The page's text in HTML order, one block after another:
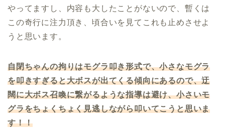
やってますし、内容も大したことがないので、暫くは
この奇行に注力頂き、頃合いを見てこれも止めさせよ
うと思います。
自閉ちゃんの拘りはモグラ叩き形式で、小さなモグラ
を叩きすぎると大ボスが出てくる傾向にあるので、迂
闊に大ボス召喚に繋がるような指導は避け、小さいモ
グラをちょくちょく見逃しながら叩いてこうと思いま
す！！